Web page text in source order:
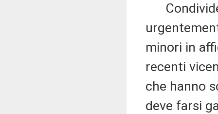
Condivide
minori in
recenti
che hanno
deve farsi